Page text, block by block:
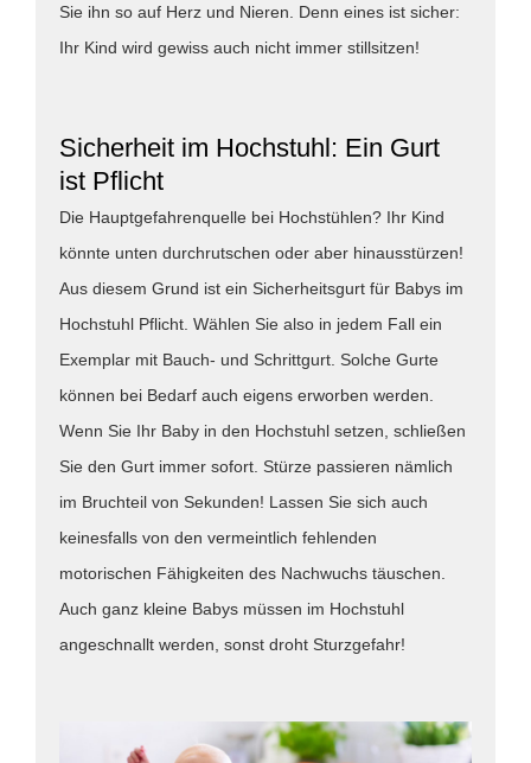
Sie ihn so auf Herz und Nieren. Denn eines ist sicher:
Ihr Kind wird gewiss auch nicht immer stillsitzen!
Sicherheit im Hochstuhl: Ein Gurt
ist Pflicht
Die Hauptgefahrenquelle bei Hochstühlen? Ihr Kind
könnte unten durchrutschen oder aber hinausstürzen!
Aus diesem Grund ist ein Sicherheitsgurt für Babys im
Hochstuhl Pflicht. Wählen Sie also in jedem Fall ein
Exemplar mit Bauch- und Schrittgurt. Solche Gurte
können bei Bedarf auch eigens erworben werden.
Wenn Sie Ihr Baby in den Hochstuhl setzen, schließen
Sie den Gurt immer sofort. Stürze passieren nämlich
im Bruchteil von Sekunden! Lassen Sie sich auch
keinesfalls von den vermeintlich fehlenden
motorischen Fähigkeiten des Nachwuchs täuschen.
Auch ganz kleine Babys müssen im Hochstuhl
angeschnallt werden, sonst droht Sturzgefahr!